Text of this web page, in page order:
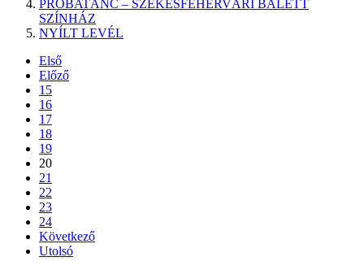
PRÓBATÁNC – SZÉKESFEHÉRVÁRI BALETT
SZÍNHÁZ
NYÍLT LEVÉL
Első
Előző
15
16
17
18
19
20
21
22
23
24
Következő
Utolsó